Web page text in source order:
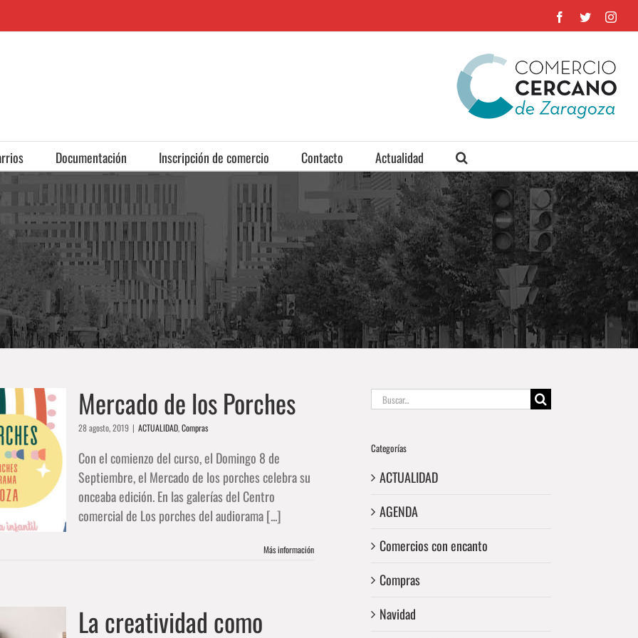
Facebook
Twitter
Documentación Inscripción de comercio Contacto Actualidad
Mercado de los Porches
28 agosto, 2019 | ACTUALIDAD,Compras
Con el comienzo del curso, el Domingo 8 de
Septiembre, el Mercado de los porches celebra su
onceaba edición. En las galerías del Centro
comercial de Los porches del audiorama [...]
Más información
La creatividad como
Buscar:
Categorías
ACTUALIDAD
AGENDA
Comercios con encanto
Compras
Navidad